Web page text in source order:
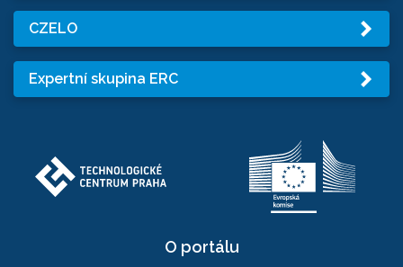
CZELO
Expertní skupina ERC
O portálu